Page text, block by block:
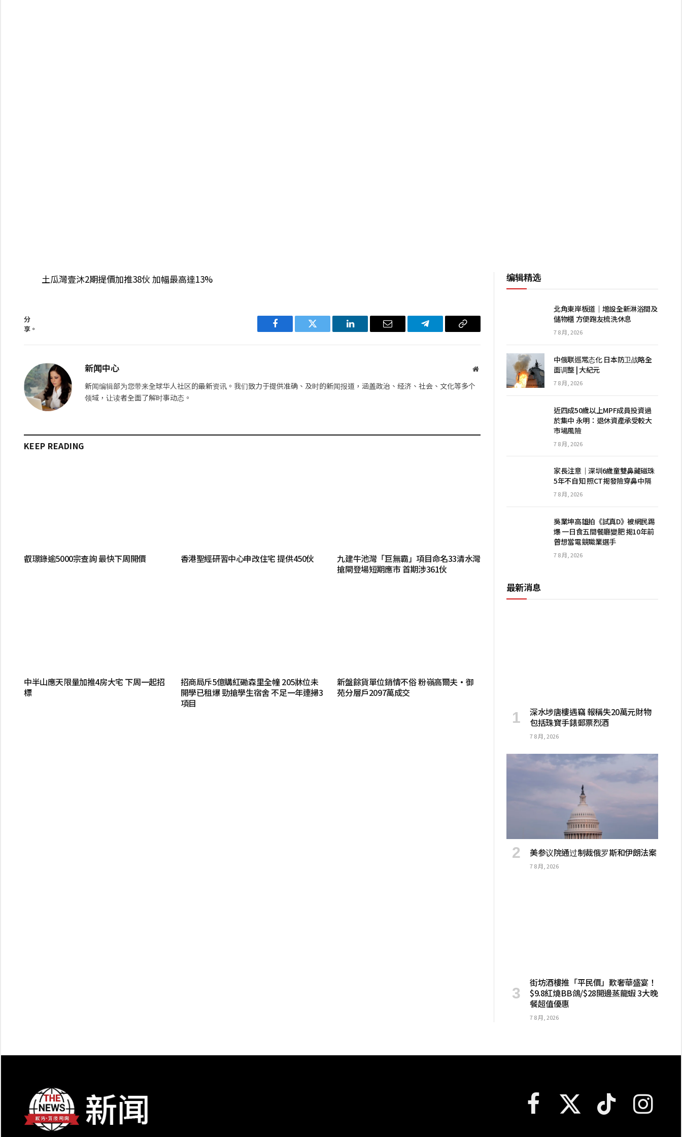
土瓜灣壹沐2期提價加推38伙 加幅最高達13%
分
享。
Facebook Twitter LinkedIn 电
Telegram 复
新闻中心
网
新闻编辑部为您带来全球华人社区的最新资讯。我们致力于提供准确、及时的新闻报道，涵盖政治、经济、社会、文化等多个
领域，让读者全面了解时事动态。
KEEP READING
叡璟錄逾5000宗查詢 最快下周開價 香港聖經研習中心申改住宅 提供450伙
九建牛池灣「巨無霸」項目命名33清水灣
搶閘登場短期應市 首期涉361伙
中半山應天限量加推4房大宅 下周一起招
標
招商局斥5億購紅磡森里全幢 205牀位未
開學已租爆 勁搶學生宿舍 不足一年連掃3
項目
新盤餘貨單位銷情不俗 粉嶺高爾夫·御
苑分層戶2097萬成交
编辑精选
北角東岸板道｜增設全新淋浴間及
儲物櫃 方便跑友梳洗休息
7 8 月, 2026
中俄联巡常态化 日本防卫战略全
面调整 | 大紀元
7 8 月, 2026
近四成50歲以上MPF成員投資過
於集中 永明：退休資產承受較大
市場風險
7 8 月, 2026
家長注意｜深圳6歲童雙鼻藏磁珠
5年不自知 照CT揭發險穿鼻中隔
7 8 月, 2026
吳業坤高雄拍《試真D》被網民踢
爆 一日食五間餐廳變肥 揭10年前
曾想當電競職業選手
7 8 月, 2026
最新消息
深水埗唐樓遇竊 報稱失20萬元財物
包括珠寶手錶郵票烈酒
7 8 月, 2026
美参议院通过制裁俄罗斯和伊朗法案
7 8 月, 2026
街坊酒樓推「平民價」歎奢華盛宴！
$9.8紅燒BB鴿/$28開邊蒸龍蝦 3大晚
餐超值優惠
7 8 月, 2026
Facebook X
TikTok Instagram